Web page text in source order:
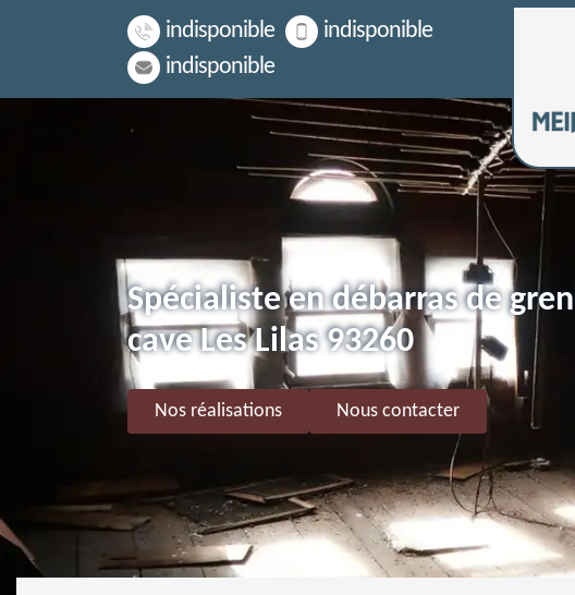
indisponible
indisponible
indisponible
Spécialiste en débarras de
cave Les Lilas 93260
Nos réalisations Nous contacter